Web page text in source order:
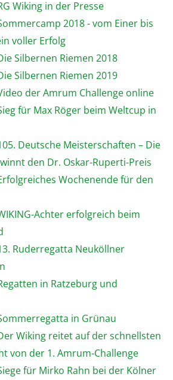
Wiking in der Presse
2018 - vom Einer bis
voller Erfolg
Silbernen Riemen 2018
Silbernen Riemen 2019
der Amrum Challenge online
für Max Röger beim Weltcup in
Deutsche Meisterschaften – Die
den Dr. Oskar-Ruperti-Preis
Wochenende für den
Achter erfolgreich beim
Ruderregatta Neuköllner
in Ratzeburg und
in Grünau
Wiking reitet auf der schnellsten
von der 1. Amrum-Challenge
für Mirko Rahn bei der Kölner